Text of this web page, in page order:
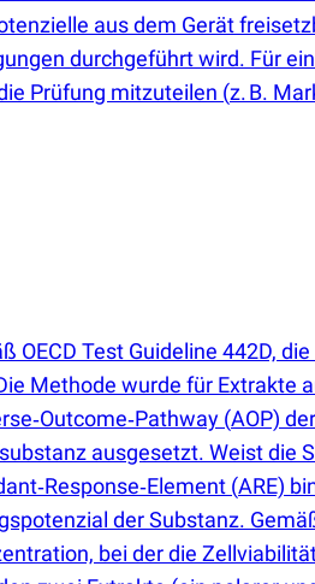
aus dem Gerät
durchgeführt wird. Für
Prüfung mitzuteilen (z. B.
Test Guideline 442D, die
Methode wurde für Extrakte
(AOP)
ausgesetzt. Weist die
(ARE)
der Substanz.
bei der die